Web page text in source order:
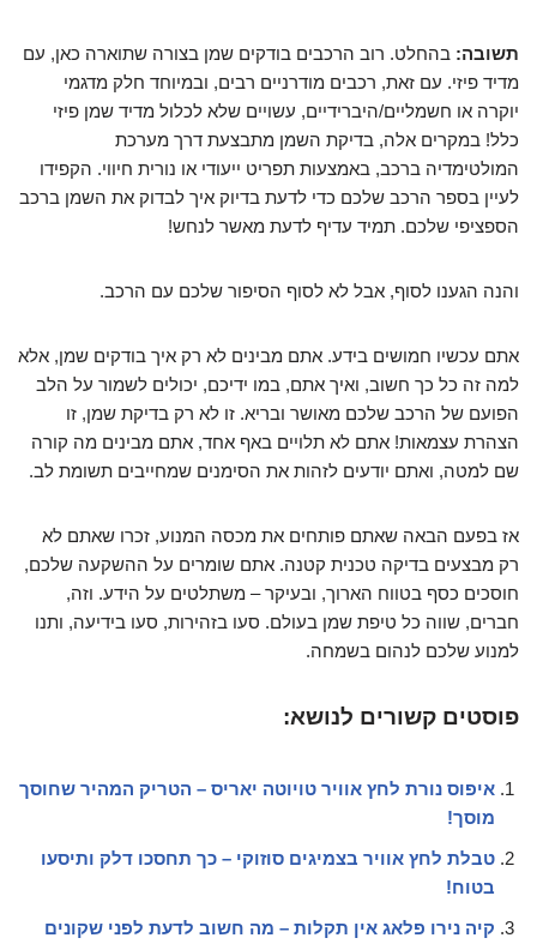
תשובה: בהחלט. רוב הרכבים בודקים שמן בצורה שתוארה כאן, עם
מדיד פיזי. עם זאת, רכבים מודרניים רבים, ובמיוחד חלק מדגמי
יוקרה או חשמליים/היברידיים, עשויים שלא לכלול מדיד שמן פיזי
כלל! במקרים אלה, בדיקת השמן מתבצעת דרך מערכת
המולטימדיה ברכב, באמצעות תפריט ייעודי או נורית חיווי. הקפידו
לעיין בספר הרכב שלכם כדי לדעת בדיוק איך לבדוק את השמן ברכב
הספציפי שלכם. תמיד עדיף לדעת מאשר לנחש!
והנה הגענו לסוף, אבל לא לסוף הסיפור שלכם עם הרכב.
אתם עכשיו חמושים בידע. אתם מבינים לא רק איך בודקים שמן, אלא
למה זה כל כך חשוב, ואיך אתם, במו ידיכם, יכולים לשמור על הלב
הפועם של הרכב שלכם מאושר ובריא. זו לא רק בדיקת שמן, זו
הצהרת עצמאות! אתם לא תלויים באף אחד, אתם מבינים מה קורה
שם למטה, ואתם יודעים לזהות את הסימנים שמחייבים תשומת לב.
אז בפעם הבאה שאתם פותחים את מכסה המנוע, זכרו שאתם לא
רק מבצעים בדיקה טכנית קטנה. אתם שומרים על ההשקעה שלכם,
חוסכים כסף בטווח הארוך, ובעיקר – משתלטים על הידע. וזה,
חברים, שווה כל טיפת שמן בעולם. סעו בזהירות, סעו בידיעה, ותנו
למנוע שלכם לנהום בשמחה.
פוסטים קשורים לנושא:
איפוס נורת לחץ אוויר טויוטה יאריס – הטריק המהיר שחוסך
מוסך!
טבלת לחץ אוויר בצמיגים סוזוקי – כך תחסכו דלק ותיסעו
בטוח!
קיה נירו פלאג אין תקלות – מה חשוב לדעת לפני שקונים